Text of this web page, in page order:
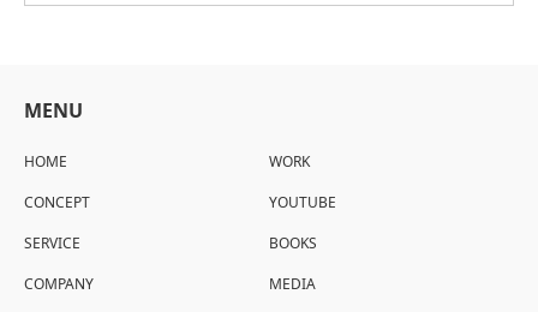
MENU
HOME
CONCEPT
SERVICE
COMPANY
WORK
YOUTUBE
BOOKS
MEDIA